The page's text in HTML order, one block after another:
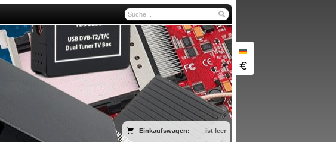
Einkaufswagen: ist leer